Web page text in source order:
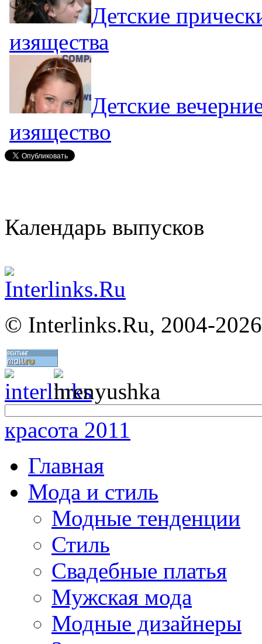
Детские
изящества
Детские
изящество
Календарь выпусков
© Interlinks.Ru, 2004-2026
красота 2011
Главная
Мода и стиль
Модные тенденции
Стиль
Свадебные платья
Мужская мода
Модные дизайнеры